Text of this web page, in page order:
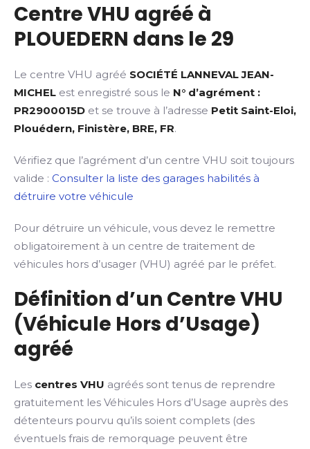
Centre VHU agréé à
PLOUEDERN dans le 29
Le centre VHU agréé SOCIÉTÉ LANNEVAL JEAN-
MICHEL est enregistré sous le N° d’agrément :
PR2900015D et se trouve à l’adresse Petit Saint-Eloi,
Plouédern, Finistère, BRE, FR.
Vérifiez que l’agrément d’un centre VHU soit toujours
valide : Consulter la liste des garages habilités à
détruire votre véhicule
Pour détruire un véhicule, vous devez le remettre
obligatoirement à un centre de traitement de
véhicules hors d’usager (VHU) agréé par le préfet.
Définition d’un Centre VHU
(Véhicule Hors d’Usage)
agréé
Les centres VHU agréés sont tenus de reprendre
gratuitement les Véhicules Hors d’Usage auprès des
détenteurs pourvu qu’ils soient complets (des
éventuels frais de remorquage peuvent être